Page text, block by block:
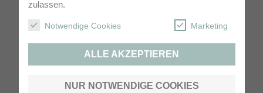
zulassen.
Notwendige Cookies Marketing
ALLE AKZEPTIEREN
NUR NOTWENDIGE COOKIES
Individuelle Gestaltung
inklusive!